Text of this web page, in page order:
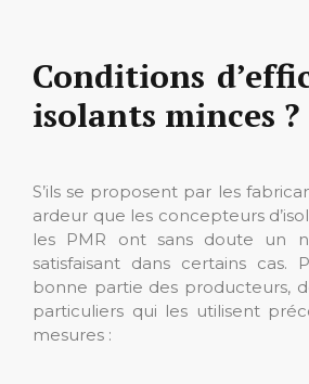
Conditions
isolants minces ?
S’ils se proposent par les
ardeur que les concepteurs
les PMR ont sans doute un
satisfaisant dans certains cas.
bonne partie des producteurs,
particuliers qui les utilisent
mesures :